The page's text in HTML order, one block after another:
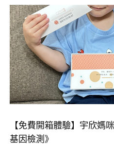
【免費開箱體驗】宇欣媽
基因檢測》